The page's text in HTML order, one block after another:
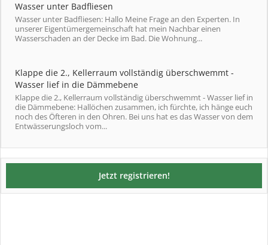
Wasser unter Badfliesen
Wasser unter Badfliesen: Hallo Meine Frage an den Experten. In
unserer Eigentümergemeinschaft hat mein Nachbar einen
Wasserschaden an der Decke im Bad. Die Wohnung...
Klappe die 2., Kellerraum vollständig überschwemmt -
Wasser lief in die Dämmebene
Klappe die 2., Kellerraum vollständig überschwemmt - Wasser lief in
die Dämmebene: Hallöchen zusammen, ich fürchte, ich hänge euch
noch des Öfteren in den Ohren. Bei uns hat es das Wasser von dem
Entwässerungsloch vom...
Jetzt registrieren!